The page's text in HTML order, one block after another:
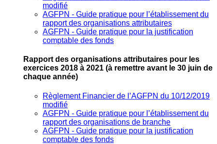
modifié
AGFPN ‐ Guide pratique pour l’établissement du
rapport des organisations attributaires
AGFPN ‐ Guide pratique pour la justification
comptable des fonds
Rapport des organisations attributaires pour les
exercices 2018 à 2021 (à remettre avant le 30 juin de
chaque année)
Règlement Financier de l’AGFPN du 10/12/2019
modifié
AGFPN ‐ Guide pratique pour l’établissement du
rapport des organisations de branche
AGFPN ‐ Guide pratique pour la justification
comptable des fonds